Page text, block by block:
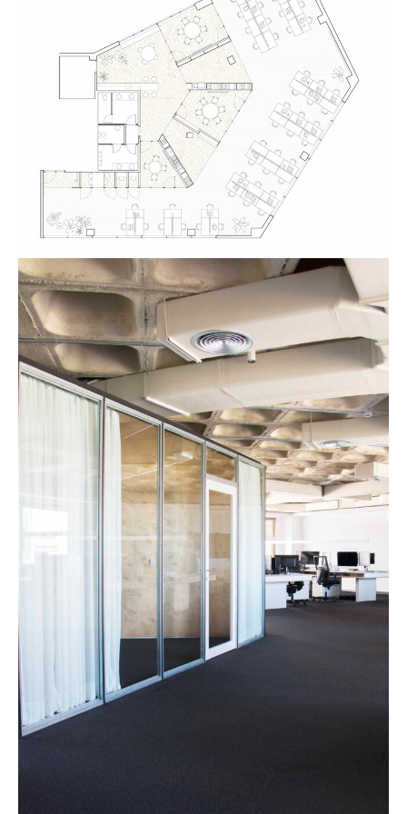
La segona, formada pels espais de treball
tancats, es situa en una posició intermèdia, a
cavall entre l’espai de treball i el de descans.
Aquesta franja es construeix paral•lela a la
façana i reprodueix la seva geometria
aixamfranada. Les sales de reunió, amb accés
a banda i banda, poden adaptar el seu ús en
funció de les necessitats. Al mateix temps,
l’espai d’emmagatzematge es concentra en els
espais de connexió entre franges que es
converteixen en punts de trobada eventuals.
La tercera franja inclou l’office i l’espai de
descans, elements focals del projecte des
travessen tota l’oficina fins a l’exterior.
Amb la materialitat s’aconsegueix diferenciar
de manera molt clara la franja de treball
exterior de les dues interiors que es
conceben com un espai més domèstic. Així,
es construeix un pla plegat de vidre i acer
galvanitzat com a tancament de les sales que
constitueix una espècie de façana interior.
L’interior de les sales i l’espai de descans es
ma- terialitza de fusta, en parets i sostres,
mentre que l’espai de treball comú es
despulla del fals sostre per aconseguir més
alçada deixant vist el forjat reticular de